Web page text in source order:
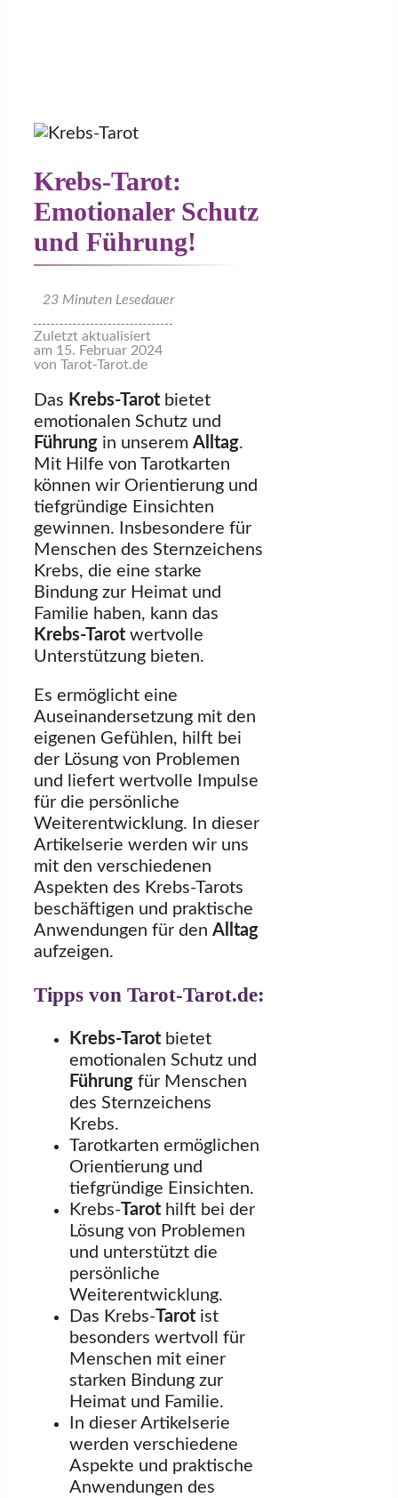
Krebs-Tarot:
Emotionaler Schutz
und Führung!
23 Minuten Lesedauer
Zuletzt aktualisiert
am 15. Februar 2024
von Tarot-Tarot.de
Das Krebs-Tarot bietet
emotionalen Schutz und
Führung in unserem Alltag.
Mit Hilfe von Tarotkarten
können wir Orientierung und
tiefgründige Einsichten
gewinnen. Insbesondere für
Menschen des Sternzeichens
Krebs, die eine starke
Bindung zur Heimat und
Familie haben, kann das
Krebs-Tarot wertvolle
Unterstützung bieten.
Es ermöglicht eine
Auseinandersetzung mit den
eigenen Gefühlen, hilft bei
der Lösung von Problemen
und liefert wertvolle Impulse
für die persönliche
Weiterentwicklung. In dieser
Artikelserie werden wir uns
mit den verschiedenen
Aspekten des Krebs-Tarots
beschäftigen und praktische
Anwendungen für den Alltag
aufzeigen.
Tipps von Tarot-Tarot.de:
Krebs-Tarot bietet
emotionalen Schutz und
Führung für Menschen
des Sternzeichens
Krebs.
Tarotkarten ermöglichen
Orientierung und
tiefgründige Einsichten.
Krebs-Tarot hilft bei der
Lösung von Problemen
und unterstützt die
persönliche
Weiterentwicklung.
Das Krebs-Tarot ist
besonders wertvoll für
Menschen mit einer
starken Bindung zur
Heimat und Familie.
In dieser Artikelserie
werden verschiedene
Aspekte und praktische
Anwendungen des